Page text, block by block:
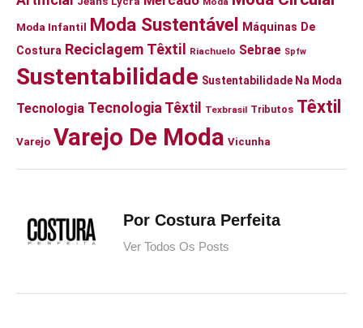
Moda Infantil Moda Sustentável
Máquinas De
Costura Reciclagem Têxtil Riachuelo Sebrae Spfw
Sustentabilidade Sustentabilidade Na Moda
Tecnologia Tecnologia Têxtil Texbrasil Tributos Têxtil
Varejo Varejo De Moda Vicunha
Por Costura Perfeita
Ver Todos Os Posts